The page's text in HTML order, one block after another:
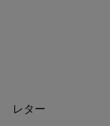
レター